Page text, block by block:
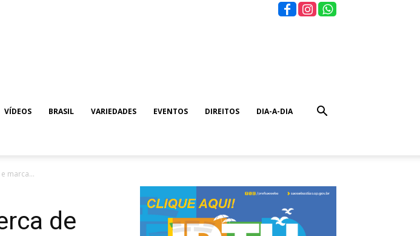
VÍDEOS BRASIL VARIEDADES EVENTOS DIREITOS DIA-A-DIA
marca...
de